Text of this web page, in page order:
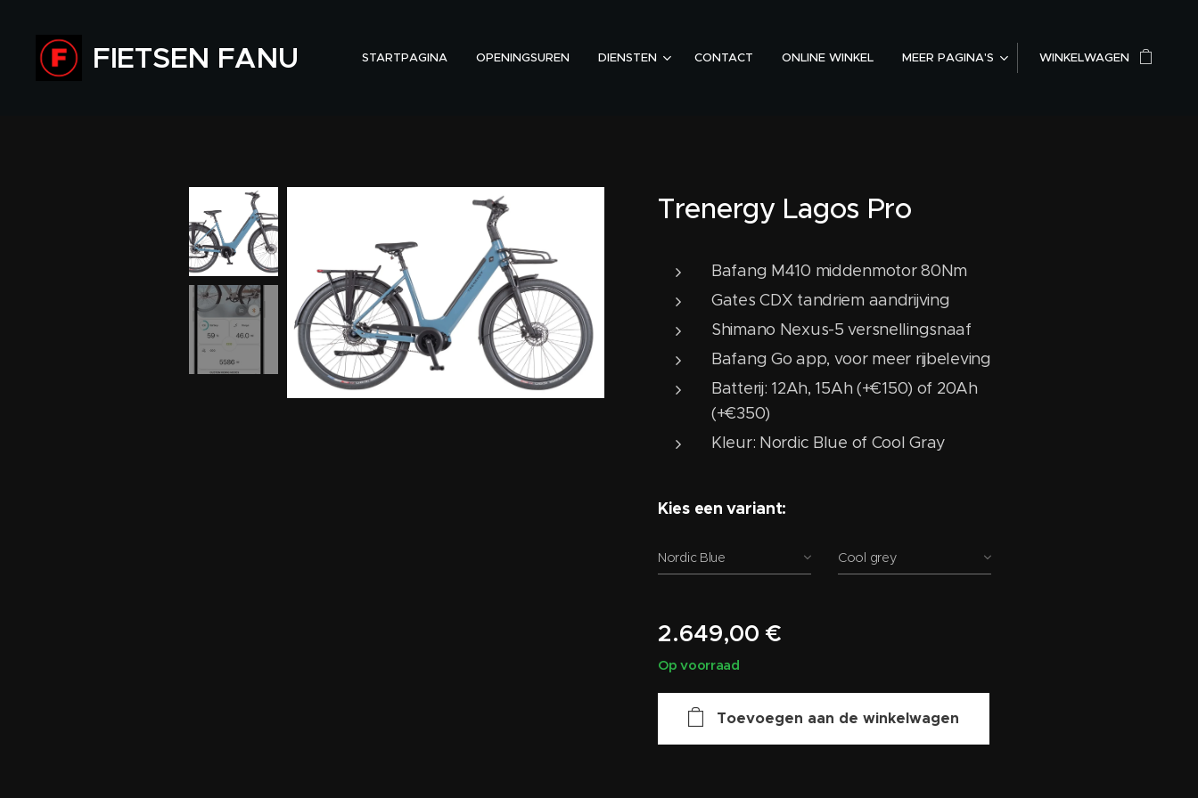
FIETSEN FANU STARTPAGINA OPENINGSUREN DIENSTEN CONTACT ONLINE WINKEL MEER PAGINA'S WINKELWAGEN
Trenergy Lagos Pro
Bafang M410 middenmotor 80Nm
Gates CDX tandriem aandrijving
Shimano Nexus-5 versnellingsnaaf
Bafang Go app, voor meer rijbeleving
Batterij: 12Ah, 15Ah (+€150) of 20Ah
(+€350)
Kleur: Nordic Blue of Cool Gray
Kies een variant:
Nordic Blue Cool grey
2.649,00 €
Op voorraad
Toevoegen aan de winkelwagen